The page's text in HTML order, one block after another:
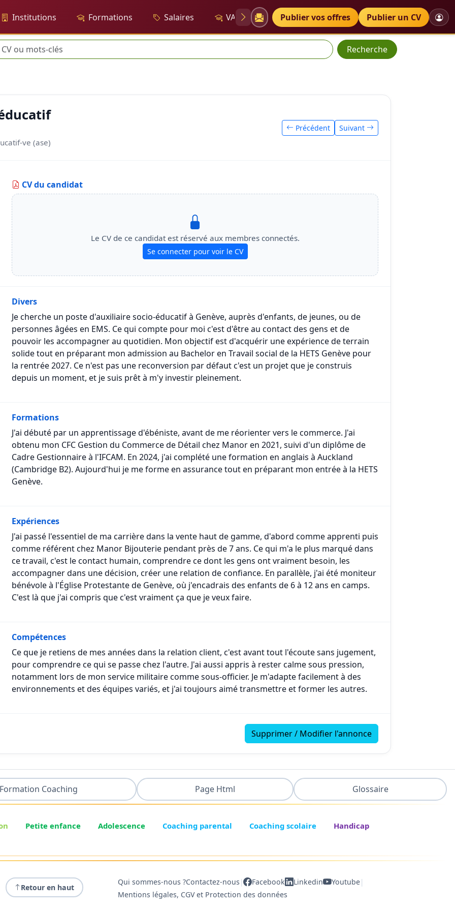
Institutions Formations Salaires VAE Diplômes Petites annonces
Publier vos offres Publier un CV
Recherche
ve (ase)
Précédent Suivant
CV du candidat
Le CV de ce candidat est réservé aux membres connectés.
Se connecter pour voir le CV
Divers
Je cherche un poste d'auxiliaire socio-éducatif à Genève, auprès d'enfants, de jeunes, ou de
personnes âgées en EMS. Ce qui compte pour moi c'est d'être au contact des gens et de
pouvoir les accompagner au quotidien. Mon objectif est d'acquérir une expérience de terrain
solide tout en préparant mon admission au Bachelor en Travail social de la HETS Genève pour
la rentrée 2027. Ce n'est pas une reconversion par défaut c'est un projet que je construis
depuis un moment, et je suis prêt à m'y investir pleinement.
Formations
J'ai débuté par un apprentissage d'ébéniste, avant de me réorienter vers le commerce. J'ai
obtenu mon CFC Gestion du Commerce de Détail chez Manor en 2021, suivi d'un diplôme de
Cadre Gestionnaire à l'IFCAM. En 2024, j'ai complété une formation en anglais à Auckland
(Cambridge B2). Aujourd'hui je me forme en assurance tout en préparant mon entrée à la HETS
Genève.
Expériences
J'ai passé l'essentiel de ma carrière dans la vente haut de gamme, d'abord comme apprenti puis
comme référent chez Manor Bijouterie pendant près de 7 ans. Ce qui m'a le plus marqué dans
ce travail, c'est le contact humain, comprendre ce dont les gens ont vraiment besoin, les
accompagner dans une décision, créer une relation de confiance. En parallèle, j'ai été moniteur
bénévole à l'Église Protestante de Genève, où j'encadrais des enfants de 6 à 12 ans en camps.
C'est là que j'ai compris que c'est vraiment ça que je veux faire.
Compétences
Ce que je retiens de mes années dans la relation client, c'est avant tout l'écoute sans jugement,
pour comprendre ce qui se passe chez l'autre. J'ai aussi appris à rester calme sous pression,
notamment lors de mon service militaire comme sous-officier. Je m'adapte facilement à des
environnements et des équipes variés, et j'ai toujours aimé transmettre et former les autres.
Supprimer / Modifier l'annonce
Formation Coaching Page Html Glossaire
Petite enfance Adolescence Coaching parental Coaching scolaire
Handicap
Retour en haut
Qui sommes-nous ?Contactez-nous | Facebook Linkedin Youtube|
Mentions légales, CGV et Protection des données